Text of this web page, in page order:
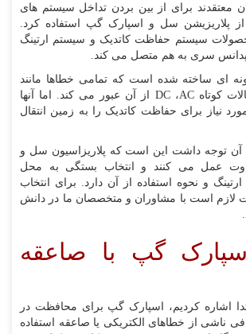
معتقدند برای از بین بردن تداخل سیستم های
از پلاریزیشن سل و اسپارک گپ استفاده کرد.
سیستم حفاظت کاتدیک و سیستم ارتینگ
سری به هم متصل می کند.
ای ساخته شده است که تمامی خطاها مانند
کوتاهAC،DC از آن عبور می کند. اما آنها
نیاز برای حفاظت کاتدیک را به زمین انتقال
آن توجه داشت این است که پلاریزاسیون سل و
عمل می کنند و انتخاب بستگی به محل
و نحوه استفاده از آن دارد. برای انتخاب
لازم است با مشاوران و متخصصان ما در دانش
گپ با صاعقه
اشاره کردیم، اسپارک گپ برای محافظت در
ناشی از خطاهای الکتریکی یا صاعقه استفاده